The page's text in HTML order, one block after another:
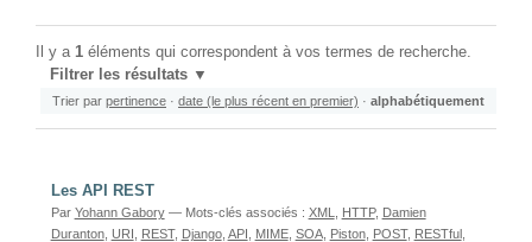
Il y a 1 éléments qui correspondent à vos termes de recherche.
Filtrer les résultats
Trier par pertinence · date (le plus récent en premier) · alphabétiquement
Les API REST
Par Yohann Gabory — Mots-clés associés : XML HTTP, Damien
Duranton, URI REST, Django, API MIME, SOA, Piston, POST, RESTful,